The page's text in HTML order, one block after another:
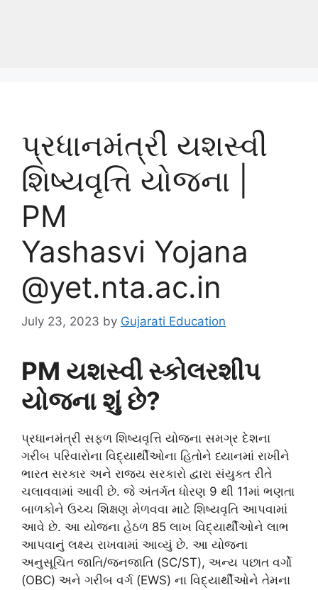
પ્રધાનમંત્રી યશસ્વી
શિષ્યવૃત્તિ યોજના |
PM
Yashasvi Yojana
@yet.nta.ac.in
July 23, 2023 by Gujarati Education
PM યશસ્વી સ્કોલરશીપ
યોજના શું છે?
પ્રધાનમંત્રી સફળ શિષ્યવૃત્તિ યોજના સમગ્ર દેશના
ગરીબ પરિવારોના વિદ્યાર્થીઓના હિતોને ધ્યાનમાં રાખીને
ભારત સરકાર અને રાજ્ય સરકારો દ્વારા સંયુક્ત રીતે
ચલાવવામાં આવી છે. જે અંતર્ગત ધોરણ 9 થી 11માં ભણતા
બાળકોને ઉચ્ચ શિક્ષણ મેળવવા માટે શિષ્યવૃતિ આપવામાં
આવે છે. આ યોજના હેઠળ 85 લાખ વિદ્યાર્થીઓને લાભ
આપવાનું લક્ષ્ય રાખવામાં આવ્યું છે. આ યોજના
અનુસૂચિત જાતિ/જનજાતિ (SC/ST), અન્ય પછાત વર્ગો
(OBC) અને ગરીબ વર્ગ (EWS) ના વિદ્યાર્થીઓને તેમના